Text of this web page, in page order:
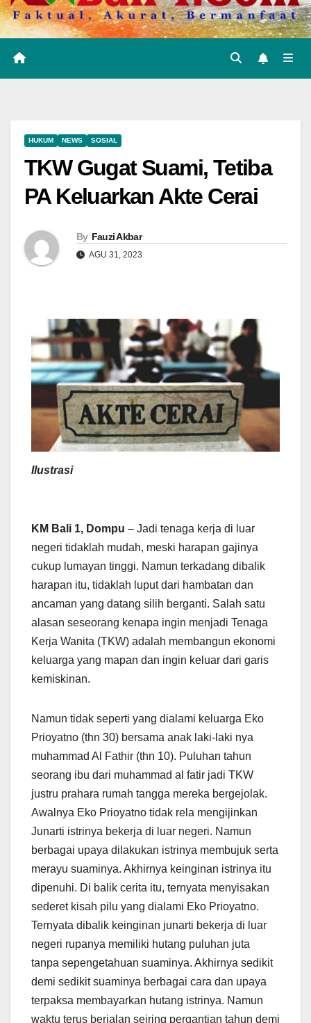
HUKUM NEWS SOSIAL
TKW Gugat Suami, Tetiba
PA Keluarkan Akte Cerai
By Fauzi Akbar
AGU 31, 2023
Ilustrasi
KM Bali 1, Dompu – Jadi tenaga kerja di luar
negeri tidaklah mudah, meski harapan gajinya
cukup lumayan tinggi. Namun terkadang dibalik
harapan itu, tidaklah luput dari hambatan dan
ancaman yang datang silih berganti. Salah satu
alasan seseorang kenapa ingin menjadi Tenaga
Kerja Wanita (TKW) adalah membangun ekonomi
keluarga yang mapan dan ingin keluar dari garis
kemiskinan.
Namun tidak seperti yang dialami keluarga Eko
Prioyatno (thn 30) bersama anak laki-laki nya
muhammad Al Fathir (thn 10). Puluhan tahun
seorang ibu dari muhammad al fatir jadi TKW
justru prahara rumah tangga mereka bergejolak.
Awalnya Eko Prioyatno tidak rela mengijinkan
Junarti istrinya bekerja di luar negeri. Namun
berbagai upaya dilakukan istrinya membujuk serta
merayu suaminya. Akhirnya keinginan istrinya itu
dipenuhi. Di balik cerita itu, ternyata menyisakan
sederet kisah pilu yang dialami Eko Prioyatno.
Ternyata dibalik keinginan junarti bekerja di luar
negeri rupanya memiliki hutang puluhan juta
tanpa sepengetahuan suaminya. Akhirnya sedikit
demi sedikit suaminya berbagai cara dan upaya
terpaksa membayarkan hutang istrinya. Namun
waktu terus berjalan seiring pergantian tahun demi